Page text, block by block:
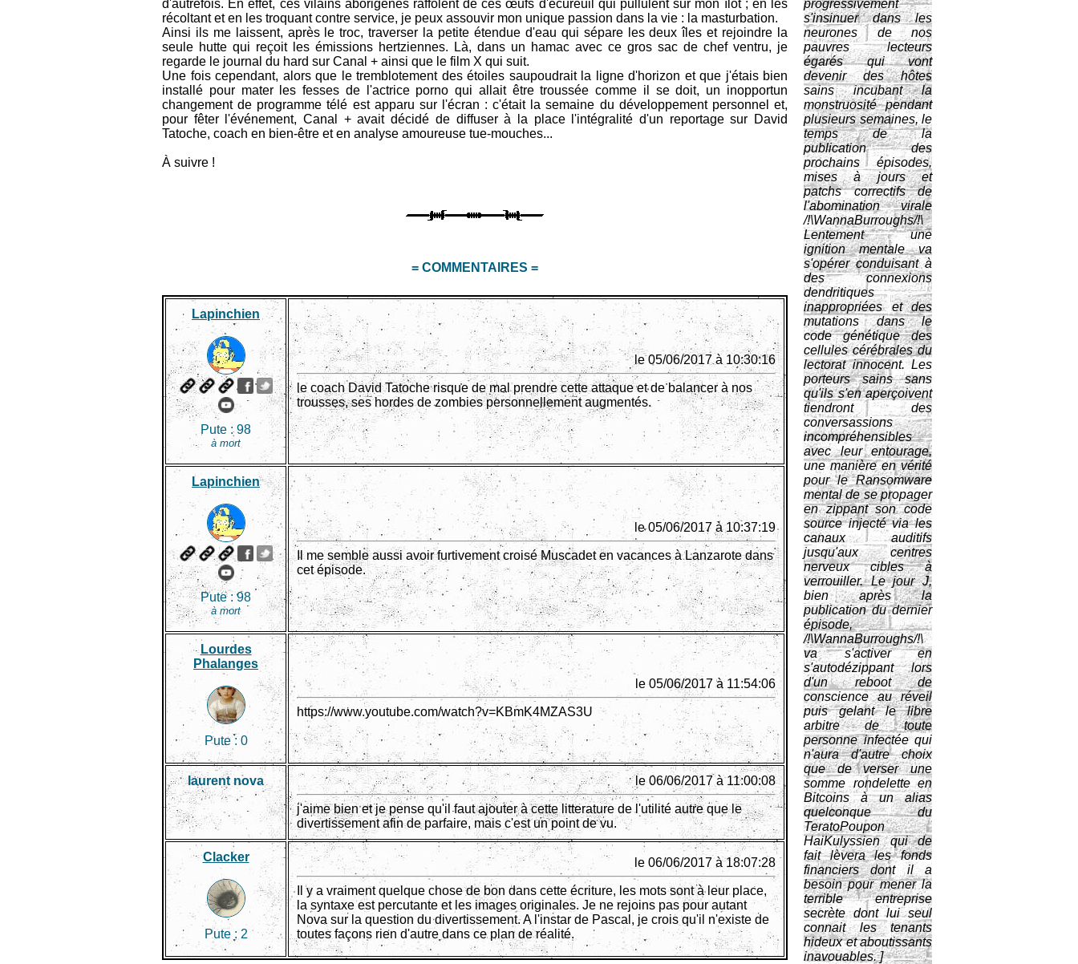
progressivement
s'insinuer dans les
neurones de nos
pauvres lecteurs
égarés qui vont
devenir des hôtes
sains incubant la
monstruosité pendant
plusieurs semaines, le
temps de la
publication des
prochains épisodes,
mises à jours et
patchs correctifs de
l'abomination virale
/!\WannaBurroughs/!\
Lentement une
ignition mentale va
s'opérer conduisant à
des connexions
dendritiques
inappropriées et des
mutations dans le
code génétique des
cellules cérébrales du
lectorat innocent. Les
porteurs sains sans
qu'ils s'en aperçoivent
tiendront des
conversassions
incompréhensibles
avec leur entourage,
une manière en vérité
pour le Ransomware
mental de se propager
en zippant son code
source injecté via les
canaux auditifs
jusqu'aux centres
nerveux cibles à
verrouiller. Le jour J,
bien après la
publication du dernier
épisode,
/!\WannaBurroughs/!\
va s'activer en
s'autodézippant lors
d'un reboot de
conscience au réveil
puis gelant le libre
arbitre de toute
personne infectée qui
n'aura d'autre choix
que de verser une
somme rondelette en
Bitcoins à un alias
quelconque du
TeratoPoupon
HaiKulyssien qui de
fait lèvera les fonds
financiers dont il a
besoin pour mener la
terrible entreprise
secrète dont lui seul
connait les tenants
hideux et aboutissants
inavouables. ]
d'autrefois. En effet, ces vilains aborigènes raffolent de ces œufs d'écureuil qui pullulent sur mon îlot ; en les
récoltant et en les troquant contre service, je peux assouvir mon unique passion dans la vie : la masturbation.
Ainsi ils me laissent, après le troc, traverser la petite étendue d'eau qui sépare les deux îles et rejoindre la
seule hutte qui reçoit les émissions hertziennes. Là, dans un hamac avec ce gros sac de chef ventru, je
regarde le journal du hard sur Canal + ainsi que le film X qui suit.
Une fois cependant, alors que le tremblotement des étoiles saupoudrait la ligne d'horizon et que j'étais bien
installé pour mater les fesses de l'actrice porno qui allait être troussée comme il se doit, un inopportun
changement de programme télé est apparu sur l'écran : c'était la semaine du développement personnel et,
pour fêter l'événement, Canal + avait décidé de diffuser à la place l'intégralité d'un reportage sur David
Tatoche, coach en bien-être et en analyse amoureuse tue-mouches...
À suivre !
= COMMENTAIRES =
Lapinchien
Pute :98
à mort
le 05/06/2017 à 10:30:16
le coach David Tatoche risque de mal prendre cette attaque et de balancer à nos
trousses, ses hordes de zombies personnellement augmentés.
Lapinchien
Pute :98
à mort
le 05/06/2017 à 10:37:19
Il me semble aussi avoir furtivement croisé Muscadet en vacances à Lanzarote dans
cet épisode.
Lourdes
Phalanges
Pute :0
le 05/06/2017 à 11:54:06
https://www.youtube.com/watch?v=KBmK4MZAS3U
laurent nova le 06/06/2017 à 11:00:08
j'aime bien et je pense qu'il faut ajouter à cette litterature de l'utilité autre que le
divertissement afin de parfaire, mais c'est un point de vu.
Clacker
Pute : 2
le 06/06/2017 à 18:07:28
Il y a vraiment quelque chose de bon dans cette écriture, les mots sont à leur place,
la syntaxe est percutante et les images originales. Je ne rejoins pas pour autant
Nova sur la question du divertissement. A l'instar de Pascal, je crois qu'il n'existe de
toutes façons rien d'autre dans ce plan de réalité.